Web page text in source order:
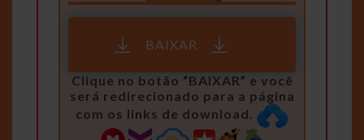
BAIXAR
Clique no botão “BAIXAR” e você
será redirecionado para a página
com os links de download.